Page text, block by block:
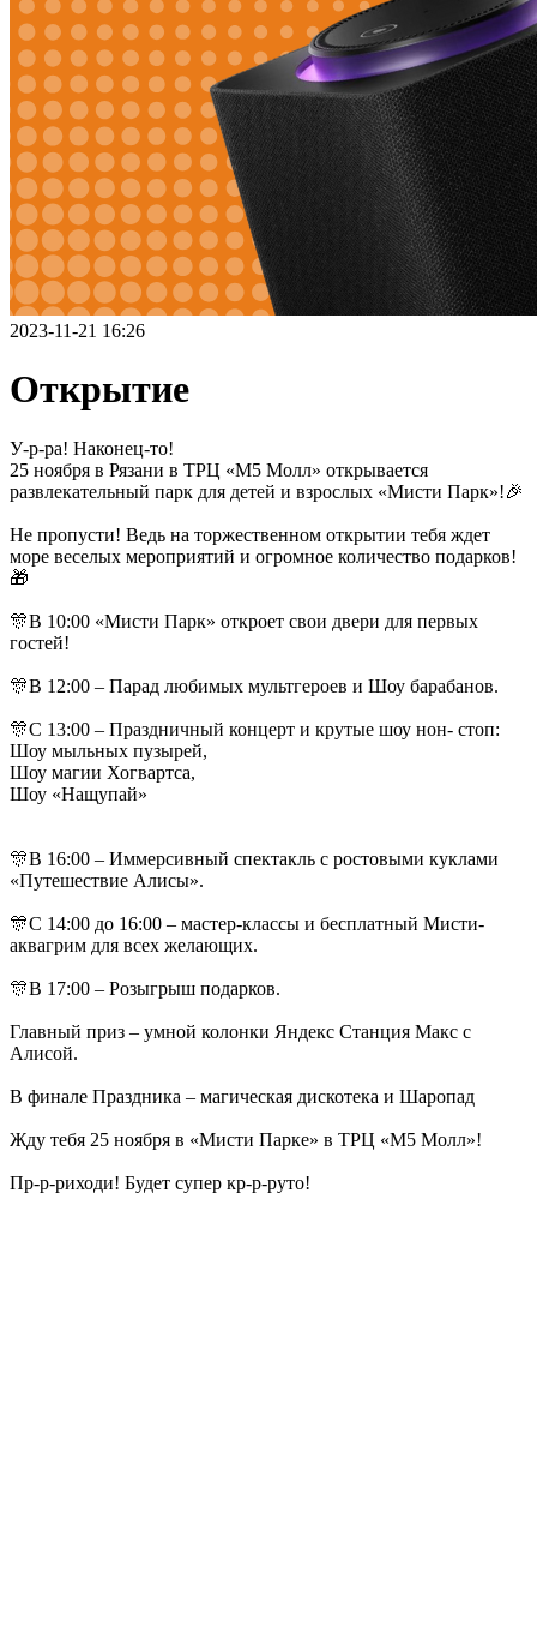
2023-11-21 16:26
Открытие
У-р-ра! Наконец-то!
25 ноября в Рязани в ТРЦ «М5 Молл» открывается
развлекательный парк для детей и взрослых «Мисти Парк»!🎉
Не пропусти! Ведь на торжественном открытии тебя ждет
море веселых мероприятий и огромное количество подарков!
🎁
🎊В 10:00 «Мисти Парк» откроет свои двери для первых
гостей!
🎊В 12:00 – Парад любимых мультгероев и Шоу барабанов.
🎊С 13:00 – Праздничный концерт и крутые шоу нон- стоп:
Шоу мыльных пузырей,
Шоу магии Хогвартса,
Шоу «Нащупай»
🎊В 16:00 – Иммерсивный спектакль с ростовыми куклами
«Путешествие Алисы».
🎊С 14:00 до 16:00 – мастер-классы и бесплатный Мисти-
аквагрим для всех желающих.
🎊В 17:00 – Розыгрыш подарков.
Главный приз – умной колонки Яндекс Станция Макс с
Алисой.
В финале Праздника – магическая дискотека и Шаропад
Жду тебя 25 ноября в «Мисти Парке» в ТРЦ «М5 Молл»!
Пр-р-риходи! Будет супер кр-р-руто!